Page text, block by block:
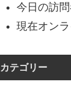
今日の訪
現在オン
カテゴリー